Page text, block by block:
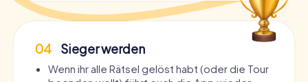
04 Sieger werden
Wenn ihr alle Rätsel gelöst habt (oder die Tour